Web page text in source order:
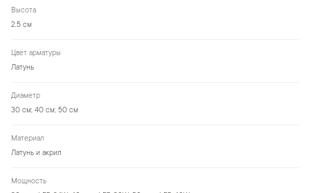
Высота
2,5 см
Цвет арматуры
Латунь
Диаметр
30 см; 40 см; 50 см
Материал
Латунь и акрил
Мощность